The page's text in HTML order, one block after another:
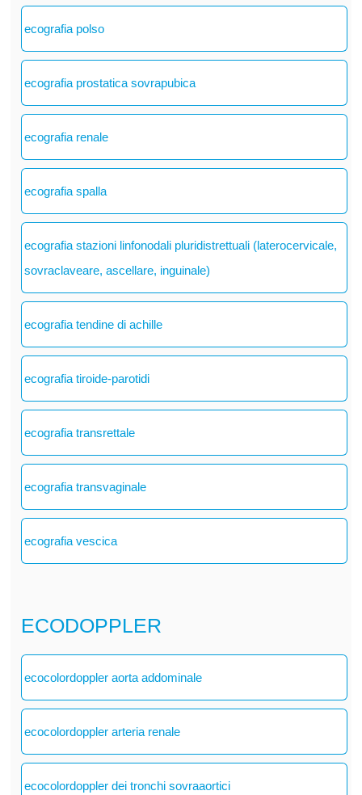
ecografia polso
ecografia prostatica sovrapubica
ecografia renale
ecografia spalla
ecografia stazioni linfonodali pluridistrettuali (laterocervicale,
sovraclaveare, ascellare, inguinale)
ecografia tendine di achille
ecografia tiroide-parotidi
ecografia transrettale
ecografia transvaginale
ecografia vescica
ECODOPPLER
ecocolordoppler aorta addominale
ecocolordoppler arteria renale
ecocolordoppler dei tronchi sovraaortici